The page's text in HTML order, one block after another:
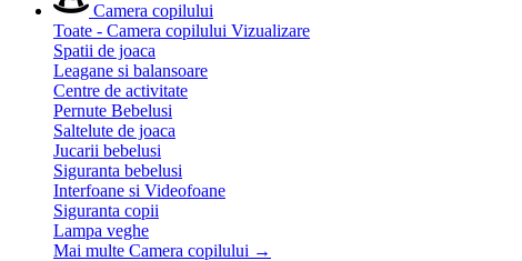
Camera copilului
Toate - Camera copilului Vizualizare
Spatii de joaca
Leagane si balansoare
Centre de activitate
Pernute Bebelusi
Saltelute de joaca
Jucarii bebelusi
Siguranta bebelusi
Interfoane si Videofoane
Siguranta copii
Lampa veghe
Mai multe Camera copilului →